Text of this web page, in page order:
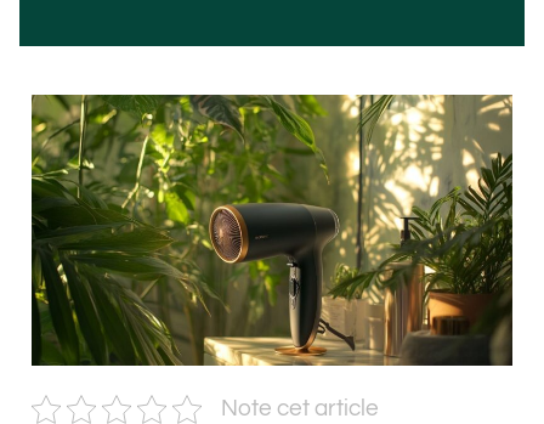
Note cet article